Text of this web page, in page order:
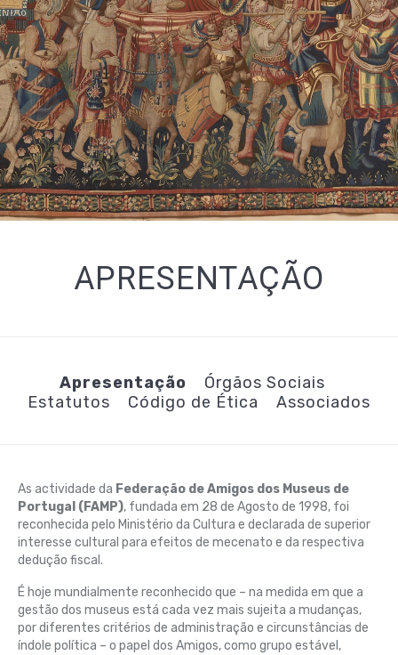
APRESENTAÇÃO
Apresentação
Órgãos Sociais
Estatutos
Código de Ética Associados
As actividade da Federação de Amigos dos Museus de
Portugal (FAMP), fundada em 28 de Agosto de 1998, foi
reconhecida pelo Ministério da Cultura e declarada de superior
interesse cultural para efeitos de mecenato e da respectiva
dedução fiscal.
É hoje mundialmente reconhecido que – na medida em que a
gestão dos museus está cada vez mais sujeita a mudanças,
por diferentes critérios de administração e circunstâncias de
índole política – o papel dos Amigos, como grupo estável,